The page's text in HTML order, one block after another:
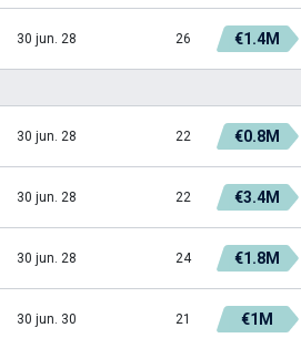
30 jun. 28 26 €1.4M
30 jun. 28 22 €0.8M
30 jun. 28 22 €3.4M
30 jun. 28 24 €1.8M
30 jun. 30 21 €1M